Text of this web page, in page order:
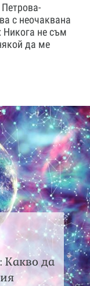
с неочаквана
Никога не съм
да ме
Какво да